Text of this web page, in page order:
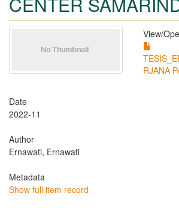
View/
RJANA
Date
2022-11
Author
Ernawati, Ernawati
Metadata
Show full item record